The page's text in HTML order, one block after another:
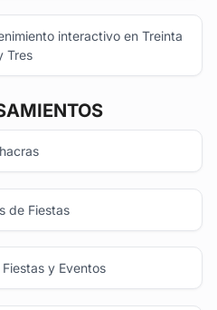
interactivo en Treinta
Tres
de Fiestas
y Eventos